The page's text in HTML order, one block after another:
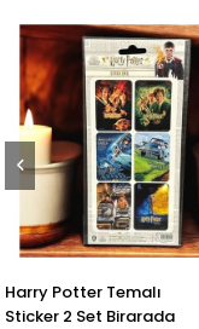
Temalı
Birarada
₺81,00
₺90,00